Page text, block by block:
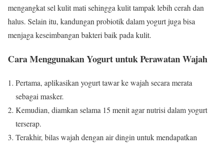
mengangkat sel kulit mati sehingga kulit tampak lebih cerah dan
halus. Selain itu, kandungan probiotik dalam yogurt juga bisa
menjaga keseimbangan bakteri baik pada kulit.
Cara Menggunakan Yogurt untuk Perawatan Wajah
Pertama, aplikasikan yogurt tawar ke wajah secara merata
sebagai masker.
Kemudian, diamkan selama 15 menit agar nutrisi dalam yogurt
terserap.
Terakhir, bilas wajah dengan air dingin untuk mendapatkan